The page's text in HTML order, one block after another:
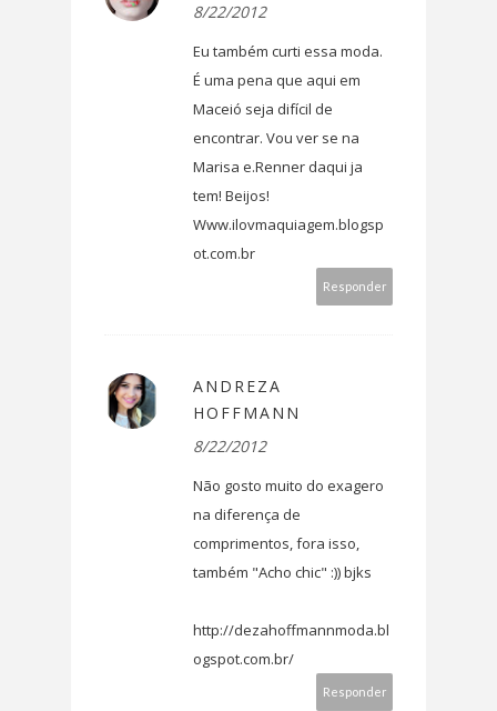
8/22/2012
Eu também curti essa moda.
É uma pena que aqui em
Maceió seja difícil de
encontrar. Vou ver se na
Marisa e.Renner daqui ja
tem! Beijos!
Www.ilovmaquiagem.blogsp
ot.com.br
Responder
ANDREZA
HOFFMANN
8/22/2012
Não gosto muito do exagero
na diferença de
comprimentos, fora isso,
também "Acho chic" :)) bjks
http://dezahoffmannmoda.bl
ogspot.com.br/
Responder